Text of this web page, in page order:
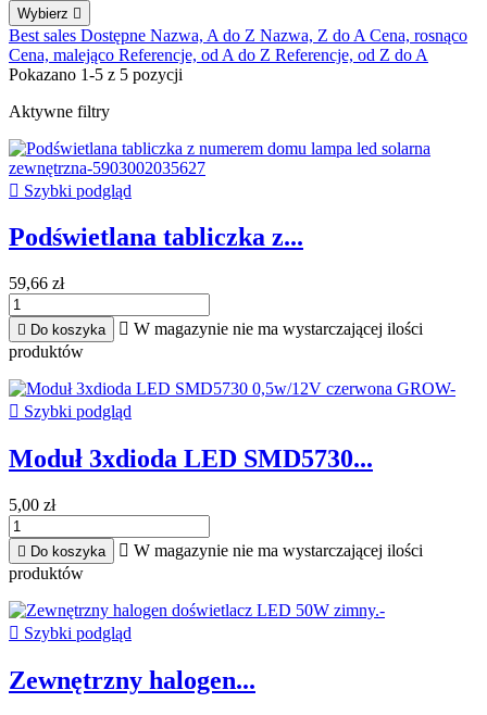
Wybierz 
Best sales Dostępne Nazwa, A do Z Nazwa, Z do A Cena, rosnąco
Cena, malejąco Referencje, od A do Z Referencje, od Z do A
Pokazano 1-5 z 5 pozycji
Aktywne filtry
 Szybki podgląd
Podświetlana tabliczka z...
59,66 zł
 Do koszyka  W magazynie nie ma wystarczającej ilości
produktów
 Szybki podgląd
Moduł 3xdioda LED SMD5730...
5,00 zł
 Do koszyka  W magazynie nie ma wystarczającej ilości
produktów
 Szybki podgląd
Zewnętrzny halogen...